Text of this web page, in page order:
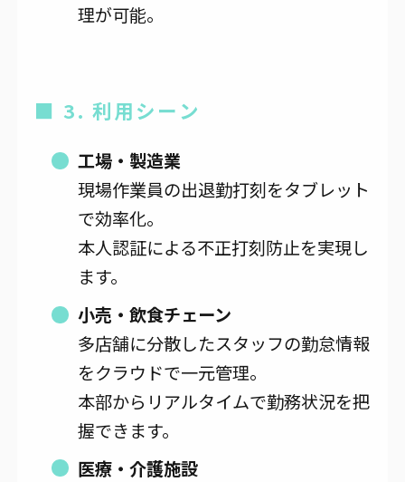
理が可能。
■ 3. 利用シーン
工場・製造業
現場作業員の出退勤打刻をタブレット
で効率化。
本人認証による不正打刻防止を実現し
ます。
小売・飲食チェーン
多店舗に分散したスタッフの勤怠情報
をクラウドで一元管理。
本部からリアルタイムで勤務状況を把
握できます。
医療・介護施設